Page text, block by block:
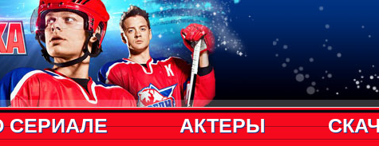
СЕРИАЛЕ АКТЕРЫ